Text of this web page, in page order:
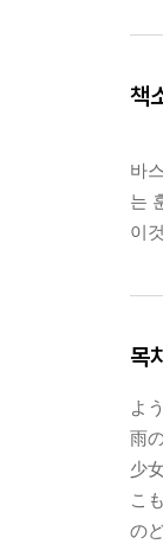
책
바
는
이
목
よ
雨
少
こ
の